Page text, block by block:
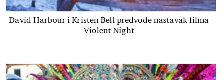
David Harbour i Kristen Bell predvode nastavak filma
Violent Night